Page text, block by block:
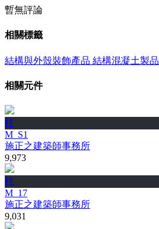
暫無評論
相關標籤
結構與外殼裝飾產品 結構混凝土製品
相關元件
柱
M_S1
施正之建築師事務所
9,973
柱
M_17
施正之建築師事務所
9,031